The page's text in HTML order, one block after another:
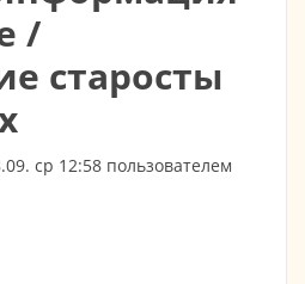
/
старосты
ср 12:58 пользователем